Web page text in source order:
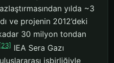
yılda ~3
ve projenin 2012’deki
30 milyon tondan
[23] IEA Sera Gazı
işbirliğiyle